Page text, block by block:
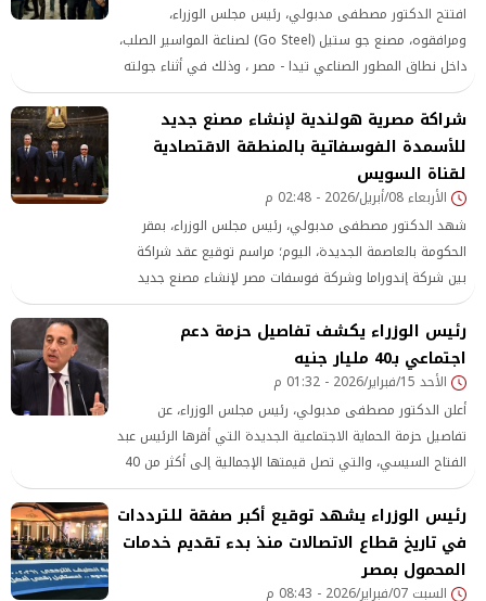
افتتح الدكتور مصطفى مدبولي، رئيس مجلس الوزراء،
ومرافقوه، مصنع جو ستيل (Go Steel) لصناعة المواسير الصلب،
داخل نطاق المطور الصناعي تيدا - مصر ، وذلك في أثناء جولته
الموسعة بمنطقة السخنة الصناعية المتكاملة
شراكة مصرية هولندية لإنشاء مصنع جديد
للأسمدة الفوسفاتية بالمنطقة الاقتصادية
لقناة السويس
الأربعاء 08/أبريل/2026 - 02:48 م
شهد الدكتور مصطفى مدبولي، رئيس مجلس الوزراء، بمقر
الحكومة بالعاصمة الجديدة، اليوم؛ مراسم توقيع عقد شراكة
بين شركة إندوراما وشركة فوسفات مصر لإنشاء مصنع جديد
للأسمدة الفوسفاتية بالمنطقة الاقتصادية لقناة السويس،
بمنطقة السخنة الصناعية.
رئيس الوزراء يكشف تفاصيل حزمة دعم
اجتماعي بـ40 مليار جنيه
الأحد 15/فبراير/2026 - 01:32 م
أعلن الدكتور مصطفى مدبولي، رئيس مجلس الوزراء، عن
تفاصيل حزمة الحماية الاجتماعية الجديدة التي أقرها الرئيس عبد
الفتاح السيسي، والتي تصل قيمتها الإجمالية إلى أكثر من 40
مليار جنيه. وتأتي هذه الحزمة ضمن الإجراءات الحكومية الهادفة
لتخفيف الأعباء عن المواطنين، حيث ستسري حتى نهاية العام
المالي الحالي. وخلال
رئيس الوزراء يشهد توقيع أكبر صفقة للترددات
في تاريخ قطاع الاتصالات منذ بدء تقديم خدمات
المحمول بمصر
السبت 07/فبراير/2026 - 08:43 م